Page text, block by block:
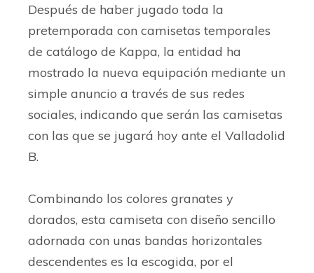
Después de haber jugado toda la
pretemporada con camisetas temporales
de catálogo de Kappa, la entidad ha
mostrado la nueva equipación mediante un
simple anuncio a través de sus redes
sociales, indicando que serán las camisetas
con las que se jugará hoy ante el Valladolid
B.
Combinando los colores granates y
dorados, esta camiseta con diseño sencillo
adornada con unas bandas horizontales
descendentes es la escogida, por el